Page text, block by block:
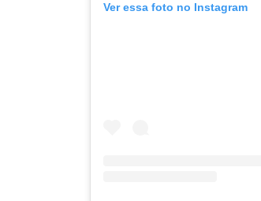
Ver essa foto no Instagram